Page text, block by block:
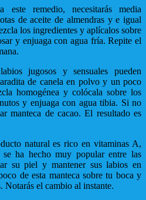
este remedio, necesitarás media
de aceite de almendras y e igual
los ingredientes y aplícalos sobre
y enjuaga con agua fría. Repite el
jugosos y sensuales pueden
de canela en polvo y un poco
homogénea y colócala sobre los
y enjuaga con agua tibia. Si no
manteca de cacao. El resultado es
natural es rico en vitaminas A,
ha hecho muy popular entre las
su piel y mantener sus labios en
de esta manteca sobre tu boca y
Notarás el cambio al instante.